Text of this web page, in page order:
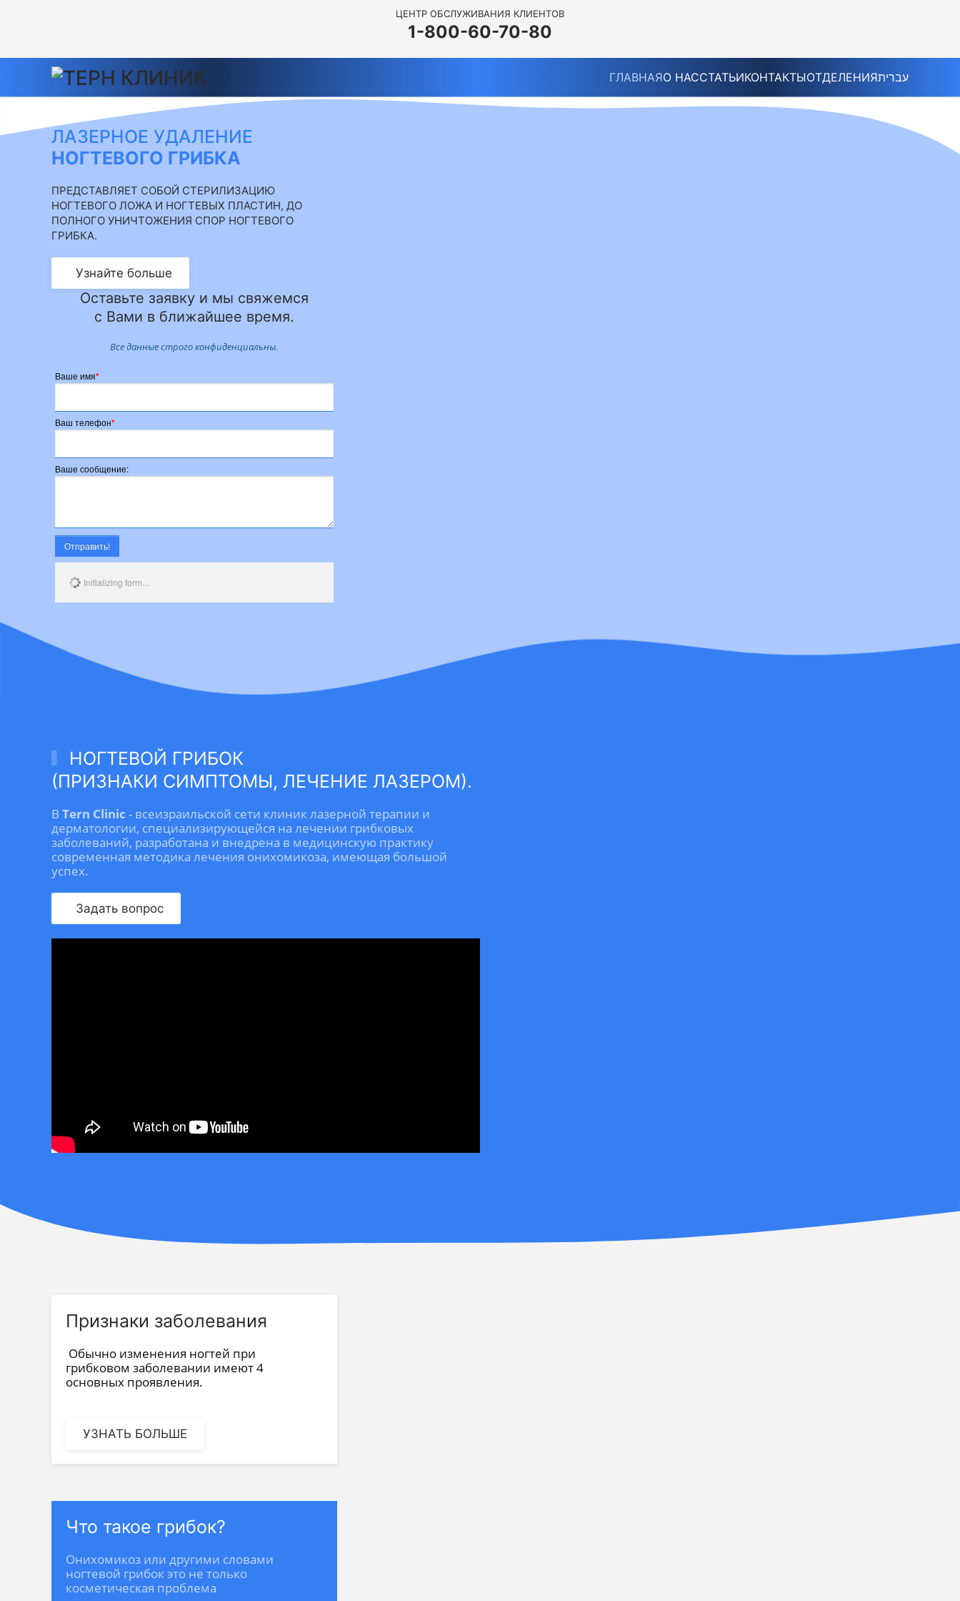
ЦЕНТР ОБСЛУЖИВАНИЯ КЛИЕНТОВ
1-800-60-70-80
ГЛАВНАЯО НАССТАТЬИКОНТАКТЫОТДЕЛЕНИЯעברית
ЛАЗЕРНОЕ УДАЛЕНИЕ
НОГТЕВОГО ГРИБКА
ПРЕДСТАВЛЯЕТ СОБОЙ СТЕРИЛИЗАЦИЮ
НОГТЕВОГО ЛОЖА И НОГТЕВЫХ ПЛАСТИН, ДО
ПОЛНОГО УНИЧТОЖЕНИЯ СПОР НОГТЕВОГО
ГРИБКА.
Узнайте больше
Оставьте заявку и мы свяжемся
с Вами в ближайшее время.
Все данные строго конфиденциальны.
Ваше имя*
Ваш телефон*
Ваше сообщение:
Отправить!
Initializing form...
НОГТЕВОЙ ГРИБОК
(ПРИЗНАКИ СИМПТОМЫ, ЛЕЧЕНИЕ ЛАЗЕРОМ).
В Tern Clinic - всеизраильской сети клиник лазерной терапии и
дерматологии, специализирующейся на лечении грибковых
заболеваний, разработана и внедрена в медицинскую практику
современная методика лечения онихомикоза, имеющая большой
успех.
Задать вопрос
Признаки заболевания
Обычно изменения ногтей при
грибковом заболевании имеют 4
основных проявления.
УЗНАТЬ БОЛЬШЕ
Что такое грибок?
Онихомикоз или другими словами
ногтевой грибок это не только
косметическая проблема